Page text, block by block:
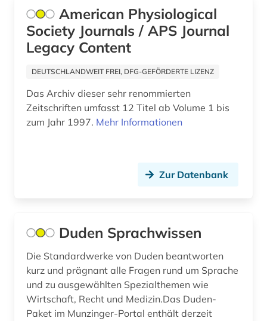
emil von behring (1)
englisch (2)
enzym (1)
eponym (1)
ethik (2)
europäische union (1)
evaluation (2)
evidence-based medicine (1)
American Physiological
Society Journals / APS Journal
Legacy Content
DEUTSCHLANDWEIT FREI, DFG-GEFÖRDERTE LIZENZ
Das Archiv dieser sehr renommierten
Zeitschriften umfasst 12 Titel ab Volume 1 bis
zum Jahr 1997. Mehr Informationen
Zur Datenbank
Duden Sprachwissen
Die Standardwerke von Duden beantworten
kurz und prägnant alle Fragen rund um Sprache
und zu ausgewählten Spezialthemen wie
Wirtschaft, Recht und Medizin.Das Duden-
Paket im Munzinger-Portal enthält derzeit